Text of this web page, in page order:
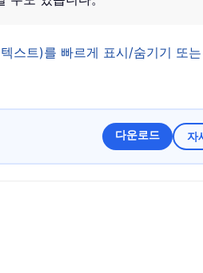
스트)를 빠르게 표시/숨기기 또
다운로드 자